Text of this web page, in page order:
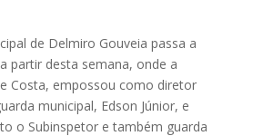
de Delmiro Gouveia passa a
partir desta semana, onde a
Costa, empossou como diretor
municipal, Edson Júnior, e
o Subinspetor e também guarda